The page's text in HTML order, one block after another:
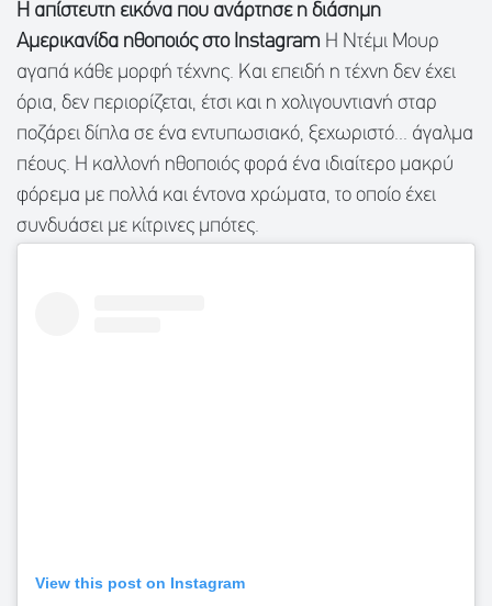
Η απίστευτη εικόνα που ανάρτησε η διάσημη
Αμερικανίδα ηθοποιός στο Instagram Η Ντέμι Μουρ
αγαπά κάθε μορφή τέχνης. Και επειδή η τέχνη δεν έχει
όρια, δεν περιορίζεται, έτσι και η χολιγουντιανή σταρ
ποζάρει δίπλα σε ένα εντυπωσιακό, ξεχωριστό... άγαλμα
πέους. Η καλλονή ηθοποιός φορά ένα ιδιαίτερο μακρύ
φόρεμα με πολλά και έντονα χρώματα, το οποίο έχει
συνδυάσει με κίτρινες μπότες.
View this post on Instagram